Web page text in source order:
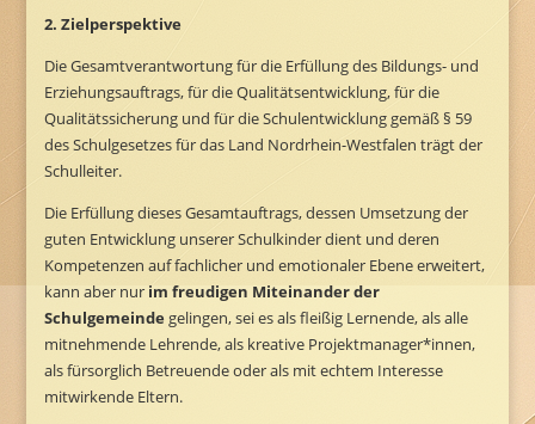
2. Zielperspektive
Die Gesamtverantwortung für die Erfüllung des Bildungs- und
Erziehungsauftrags, für die Qualitätsentwicklung, für die
Qualitätssicherung und für die Schulentwicklung gemäß § 59
des Schulgesetzes für das Land Nordrhein-Westfalen trägt der
Schulleiter.
Die Erfüllung dieses Gesamtauftrags, dessen Umsetzung der
guten Entwicklung unserer Schulkinder dient und deren
Kompetenzen auf fachlicher und emotionaler Ebene erweitert,
kann aber nur im freudigen Miteinander der
Schulgemeinde gelingen, sei es als fleißig Lernende, als alle
mitnehmende Lehrende, als kreative Projektmanager*innen,
als fürsorglich Betreuende oder als mit echtem Interesse
mitwirkende Eltern.